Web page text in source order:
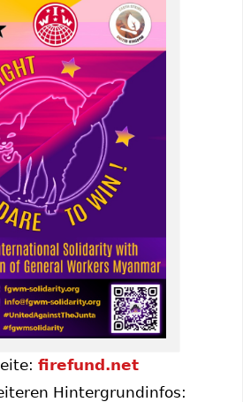
firefund.net
Hintergrundinfos: